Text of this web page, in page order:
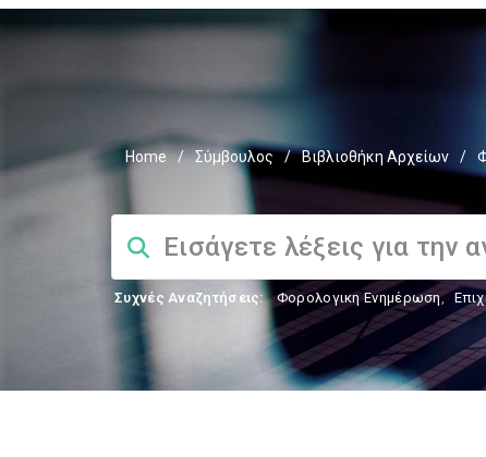
Home / Σύμβουλος / Βιβλιοθήκη Αρχείων /
Συχνές Αναζητήσεις: Φορολογικη Ενημέρωση,